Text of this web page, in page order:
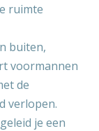
ruimte
buiten,
voormannen
de
verlopen.
je een